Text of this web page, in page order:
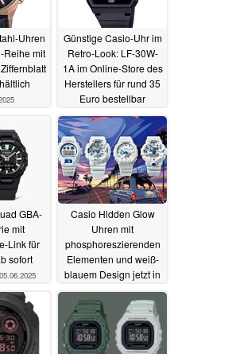
Uhren
Reihe mit
Günstige Casio-Uhr im
Retro-Look: LF-30W-
1A im Online-Store des
Herstellers für rund 35
Euro bestellbar
06.06.2025
GBA-
mit
Link für
sofort
05.06.2025
Casio Hidden Glow
Uhren mit
phosphoreszierenden
Elementen und weiß-
blauem Design jetzt in
Europa erhältlich
05.06.2025